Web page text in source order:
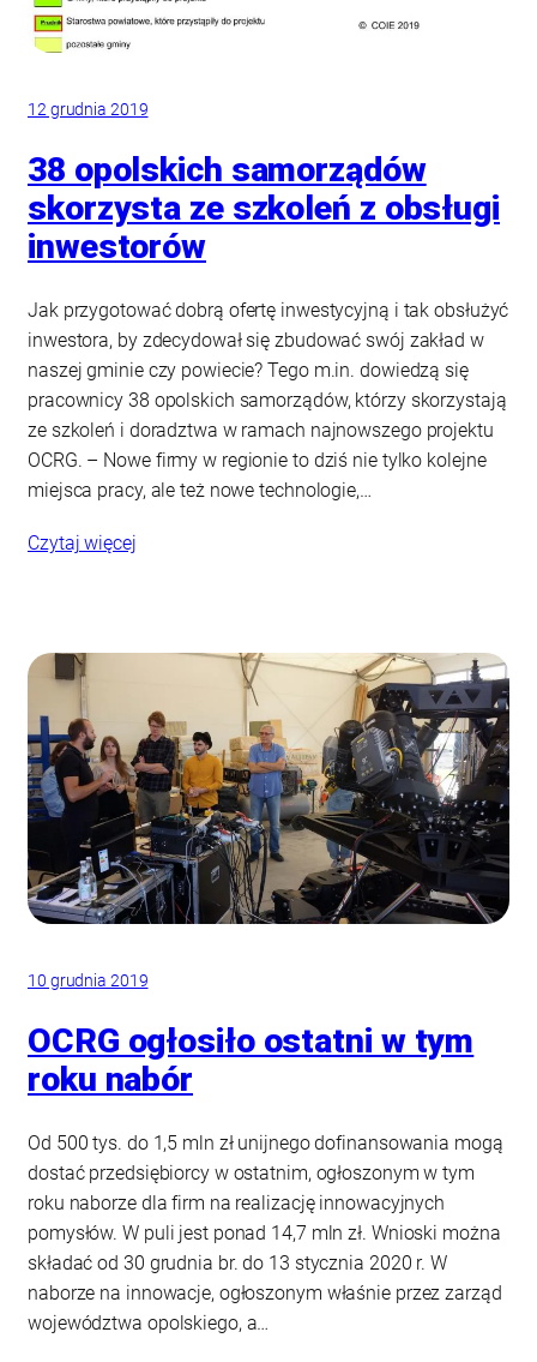
12 grudnia 2019
38 opolskich samorządów
skorzysta ze szkoleń z obsługi
inwestorów
Jak przygotować dobrą ofertę inwestycyjną i tak obsłużyć
inwestora, by zdecydował się zbudować swój zakład w
naszej gminie czy powiecie? Tego m.in. dowiedzą się
pracownicy 38 opolskich samorządów, którzy skorzystają
ze szkoleń i doradztwa w ramach najnowszego projektu
OCRG. – Nowe firmy w regionie to dziś nie tylko kolejne
miejsca pracy, ale też nowe technologie,…
Czytaj więcej
10 grudnia 2019
OCRG ogłosiło ostatni w tym
roku nabór
Od 500 tys. do 1,5 mln zł unijnego dofinansowania mogą
dostać przedsiębiorcy w ostatnim, ogłoszonym w tym
roku naborze dla firm na realizację innowacyjnych
pomysłów. W puli jest ponad 14,7 mln zł. Wnioski można
składać od 30 grudnia br. do 13 stycznia 2020 r. W
naborze na innowacje, ogłoszonym właśnie przez zarząd
województwa opolskiego, a…